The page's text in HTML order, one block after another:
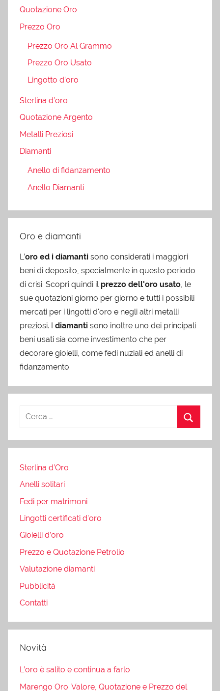
Quotazione Oro
Prezzo Oro
Prezzo Oro Al Grammo
Prezzo Oro Usato
Lingotto d’oro
Sterlina d’oro
Quotazione Argento
Metalli Preziosi
Diamanti
Anello di fidanzamento
Anello Diamanti
Oro e diamanti
L’oro ed i diamanti sono considerati i maggiori
beni di deposito, specialmente in questo periodo
di crisi. Scopri quindi il prezzo dell'oro usato , le
sue quotazioni giorno per giorno e tutti i possibili
mercati per i lingotti d'oro e negli altri metalli
preziosi. I diamanti sono inoltre uno dei principali
beni usati sia come investimento che per
decorare gioielli, come fedi nuziali ed anelli di
fidanzamento.
Sterlina d’Oro
Anelli solitari
Fedi per matrimoni
Lingotti certificati d’oro
Gioielli d’oro
Prezzo e Quotazione Petrolio
Valutazione diamanti
Pubblicità
Contatti
Novità
L’oro è salito e continua a farlo
Marengo Oro: Valore, Quotazione e Prezzo del